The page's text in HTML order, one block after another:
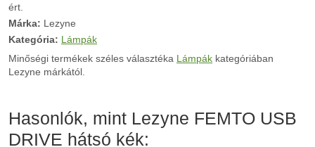
ért.
Márka: Lezyne
Kategória: Lámpák
Minőségi termékek széles választéka Lámpák kategóriában
Lezyne márkától.
Hasonlók, mint Lezyne FEMTO USB
DRIVE hátsó kék: